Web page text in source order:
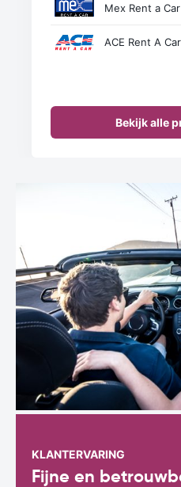
Mex Rent a Car
ACE Rent A Car
Bekijk alle
KLANTERVARING
Fijne en